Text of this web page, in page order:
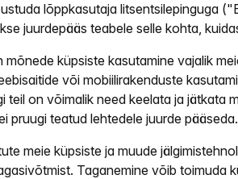
lõppkasutaja litsentsilepinguga
juurdepääs teabele selle kohta,
küpsiste kasutamine vajalik
või mobiilirakenduste
teil on võimalik need keelata ja
pruugi teatud lehtedele juurde pääseda.
meie küpsiste ja muude
Taganemine võib toimuda